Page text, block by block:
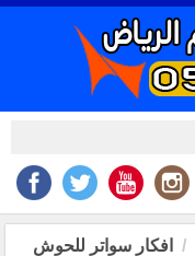
افكار سواتر للحوش